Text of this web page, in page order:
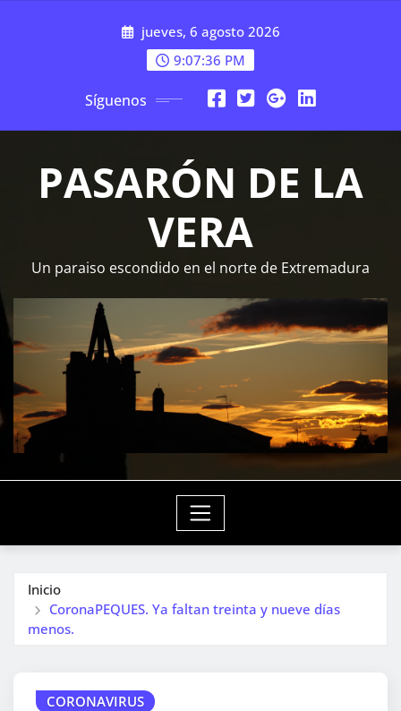
jueves, 6 agosto 2026
9:07:38 PM
Síguenos
PASARÓN DE LA
VERA
Un paraiso escondido en el norte de Extremadura
Inicio
CoronaPEQUES. Ya faltan treinta y nueve días
menos.
CORONAVIRUS